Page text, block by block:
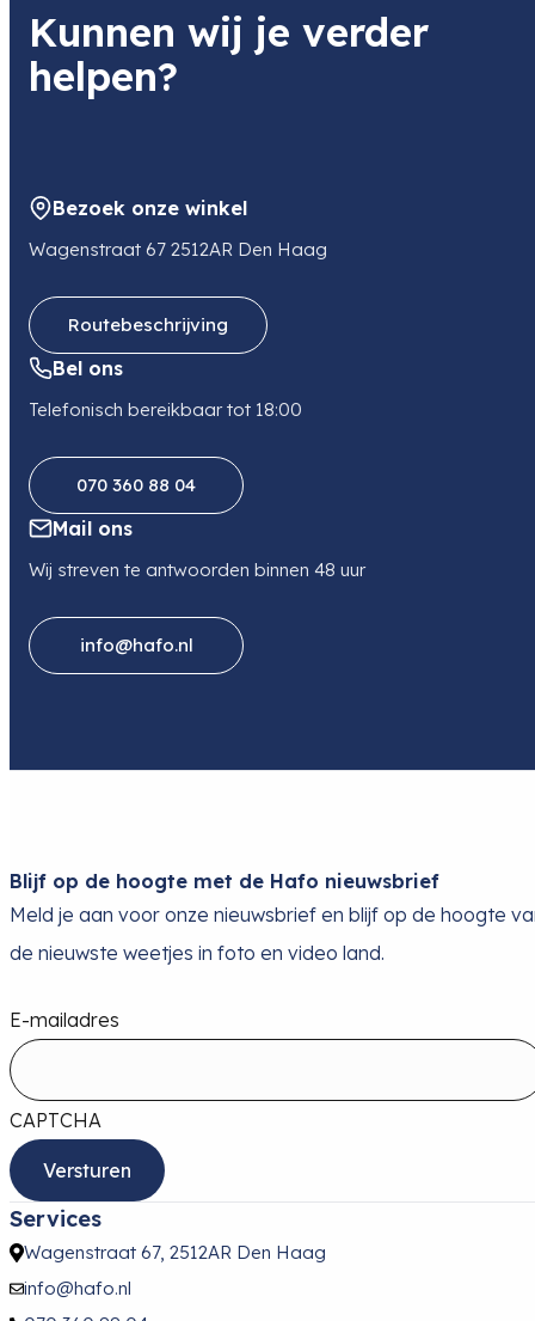
Kunnen wij je verder
helpen?
Bezoek onze winkel
Wagenstraat 67 2512AR Den Haag
Routebeschrijving
Bel ons
Telefonisch bereikbaar tot 18:00
070 360 88 04
Mail ons
Wij streven te antwoorden binnen 48 uur
info@hafo.nl
Blijf op de hoogte met de Hafo nieuwsbrief
Meld je aan voor onze nieuwsbrief en blijf op de hoogte
de nieuwste weetjes in foto en video land.
E-mailadres
CAPTCHA
Services
Wagenstraat 67, 2512AR Den Haag
info@hafo.nl